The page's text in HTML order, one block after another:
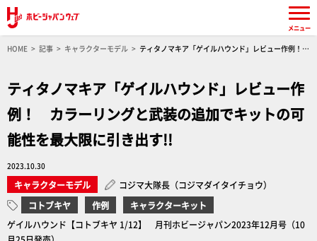
HOME 記事 キャラクターモデル
ティタノマキア「ゲイルハウンド」レビュー作例！
ティタノマキア「ゲイルハウンド」レビュー作
例！ カラーリングと武装の追加でキットの可
能性を最大限に引き出す!!
2023.10.30
キャラクターモデル
コジマ大隊長（コジマダイタイチョウ）
コトブキヤ
作例
キャラクターキット
ゲイルハウンド【コトブキヤ 1/12】 月刊ホビージャパン2023年12月号（10
メニュー